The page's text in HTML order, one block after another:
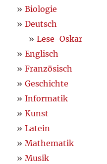
Biologie
Deutsch
Lese-Oskar
Englisch
Französisch
Geschichte
Informatik
Kunst
Latein
Mathematik
Musik